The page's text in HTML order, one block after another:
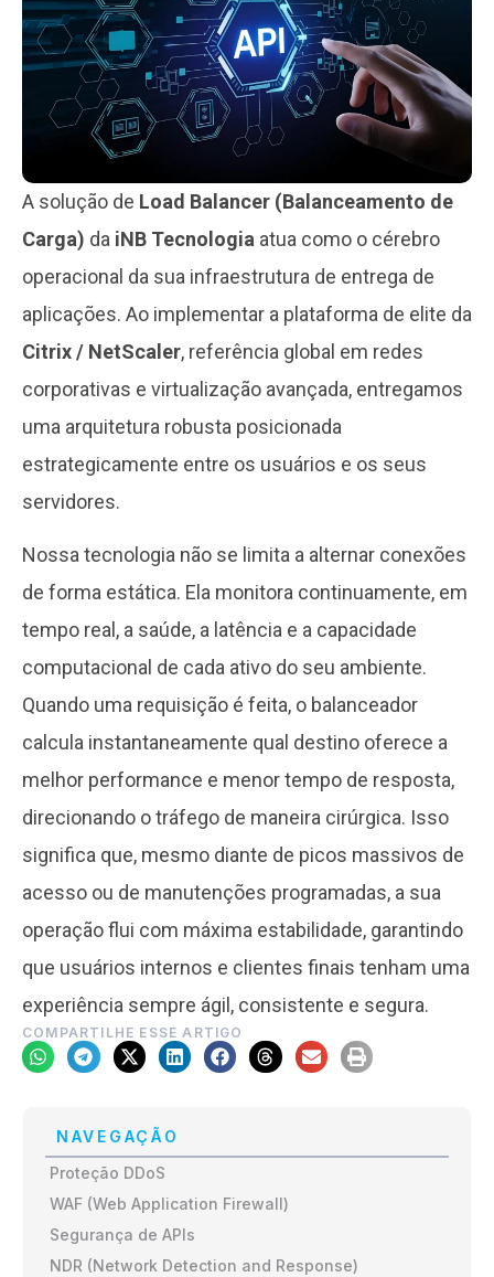
NAVEGAÇÃO
Proteção DDoS
WAF (Web Application Firewall)
Segurança de APIs
NDR (Network Detection and Response)
A solução de Load Balancer (Balanceamento de
Carga) da iNB Tecnologia atua como o cérebro
operacional da sua infraestrutura de entrega de
aplicações. Ao implementar a plataforma de elite da
Citrix / NetScaler, referência global em redes
corporativas e virtualização avançada, entregamos
uma arquitetura robusta posicionada
estrategicamente entre os usuários e os seus
servidores.
Nossa tecnologia não se limita a alternar conexões
de forma estática. Ela monitora continuamente, em
tempo real, a saúde, a latência e a capacidade
computacional de cada ativo do seu ambiente.
Quando uma requisição é feita, o balanceador
calcula instantaneamente qual destino oferece a
melhor performance e menor tempo de resposta,
direcionando o tráfego de maneira cirúrgica. Isso
significa que, mesmo diante de picos massivos de
acesso ou de manutenções programadas, a sua
operação flui com máxima estabilidade, garantindo
que usuários internos e clientes finais tenham uma
experiência sempre ágil, consistente e segura.
COMPARTILHE ESSE ARTIGO